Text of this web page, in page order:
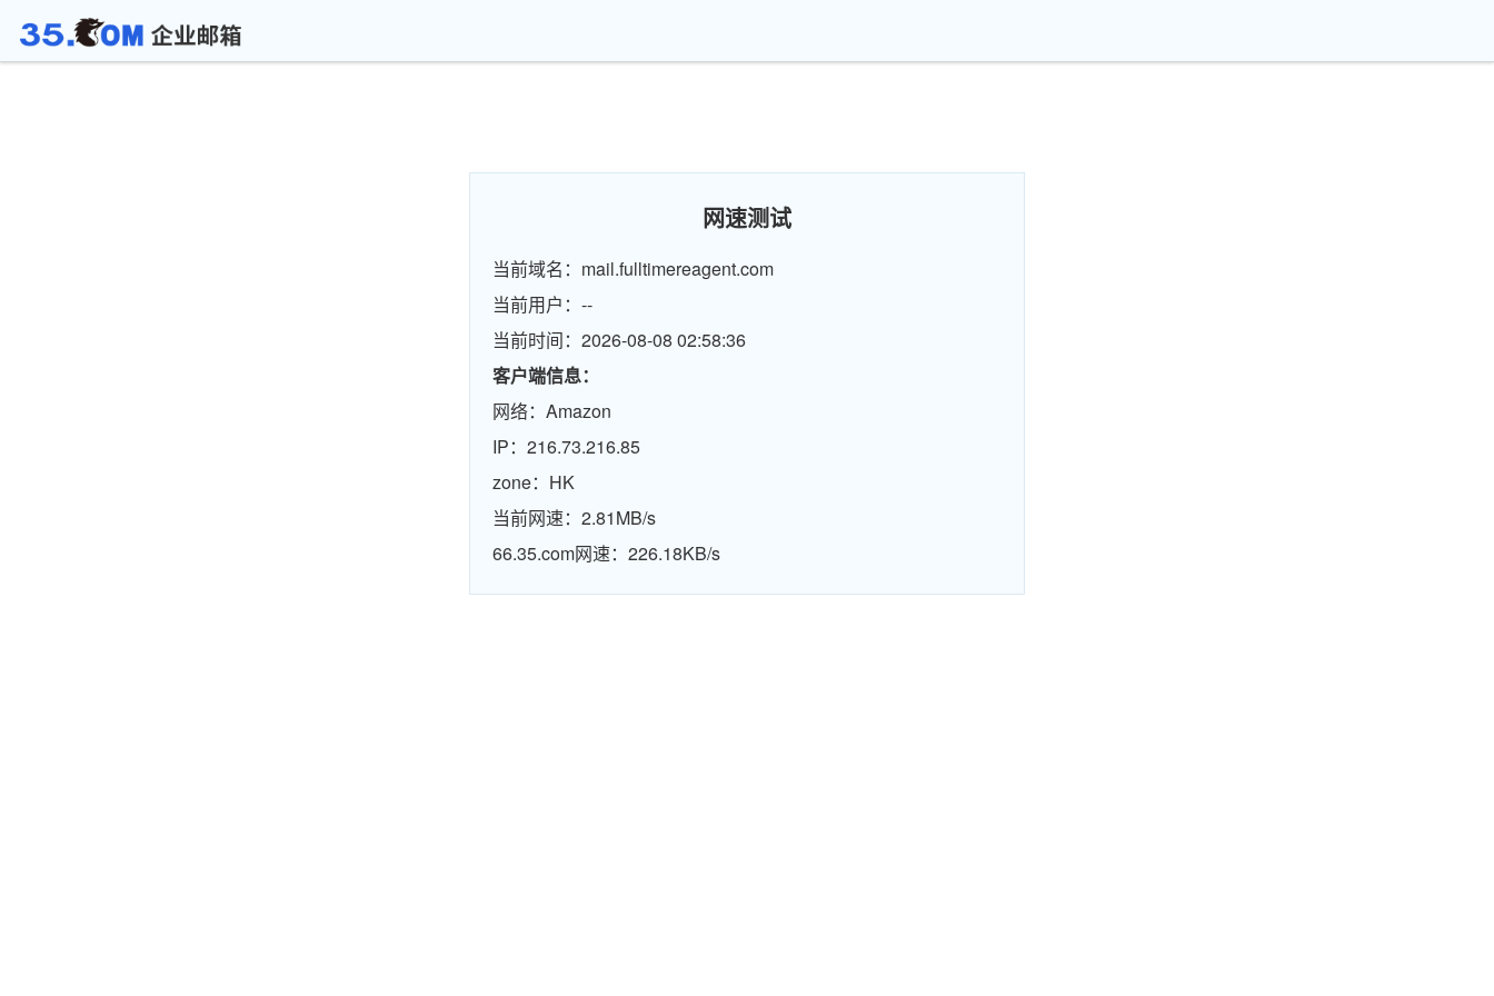
网速测试
当前域名：mail.fulltimereagent.com
当前用户：--
当前时间：2026-08-08 02:58:36
客户端信息：
网络：Amazon
IP：216.73.216.85
zone：HK
当前网速：2.81MB/s
66.35.com网速：226.18KB/s